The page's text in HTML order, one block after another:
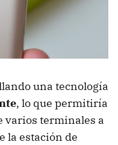
una tecnología
, lo que permitiría
varios terminales a
la estación de